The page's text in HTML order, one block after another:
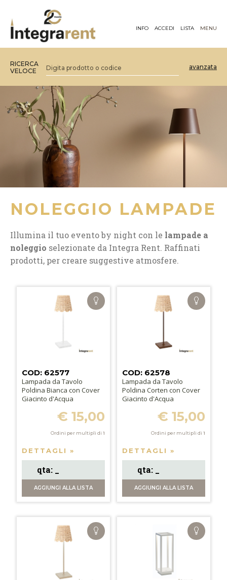
INFO ACCEDI LISTA MENU
RICERCA
VELOCE
avanzata
NOLEGGIO LAMPADE
Illumina il tuo evento by night con le lampade a
noleggio selezionate da Integra Rent. Raffinati
prodotti, per creare suggestive atmosfere.
COD: 62577
Lampada da Tavolo
Poldina Bianca con Cover
Giacinto d'Acqua
€ 15,00
Ordini per multipli di 1
DETTAGLI »
AGGIUNGIALLA LISTA
COD: 62578
Lampada da Tavolo
Poldina Corten con Cover
Giacinto d'Acqua
€ 15,00
Ordini per multipli di 1
DETTAGLI »
AGGIUNGI ALLA LISTA